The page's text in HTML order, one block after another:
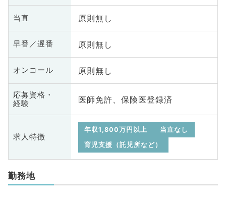
当直 原則無し
早番／遅番 原則無し
オンコール 原則無し
応募資格・
経験
医師免許、保険医登録済
求人特徴
年収1,800万円以上
当直なし
育児支援（託児所など）
勤務地